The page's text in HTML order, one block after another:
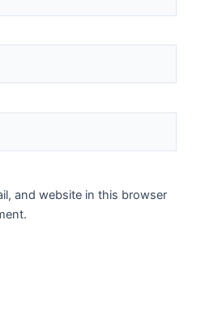
and website in this browser